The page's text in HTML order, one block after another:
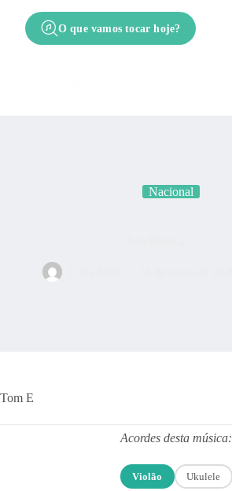
O que vamos tocar hoje?
Nacional
Tom E
Acordes desta música:
Violão Ukulele